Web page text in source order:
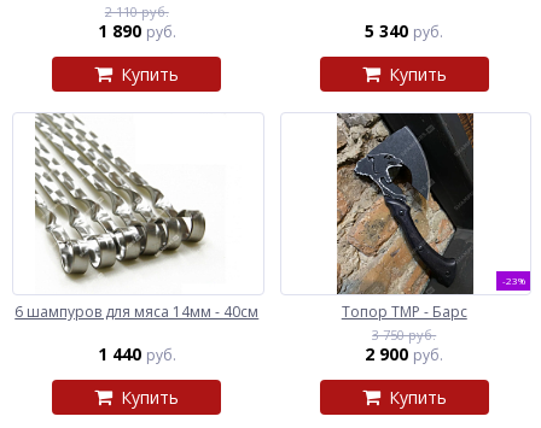
2 110 руб.
1 890 руб.
Купить
5 340 руб.
Купить
6 шампуров для мяса 14мм - 40см
1 440 руб.
Купить
-23%
Топор ТМР - Барс
3 750 руб.
2 900 руб.
Купить